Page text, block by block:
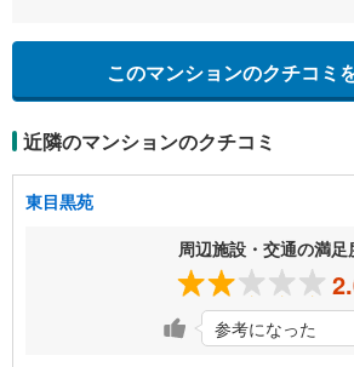
このマンションのクチコミ
近隣のマンションのクチコミ
東目黒苑
周辺施設・交通の満足
参考になった